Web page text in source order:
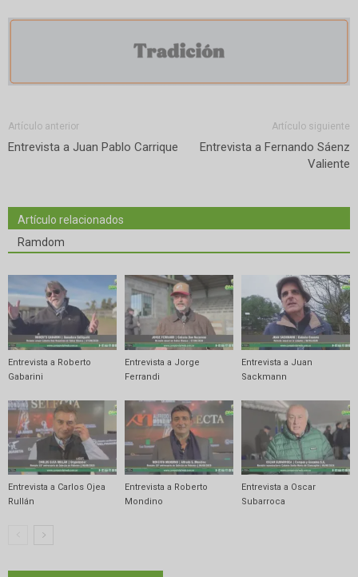
Artículo anterior
Entrevista a Juan Pablo Carrique
Artículo siguiente
Entrevista a Fernando Sáenz
Valiente
Artículo relacionados
Ramdom
Entrevista a Roberto
Gabarini
Entrevista a Jorge
Ferrandi
Entrevista a Juan
Sackmann
Entrevista a Carlos Ojea
Rullán
Entrevista a Roberto
Mondino
Entrevista a Oscar
Subarroca